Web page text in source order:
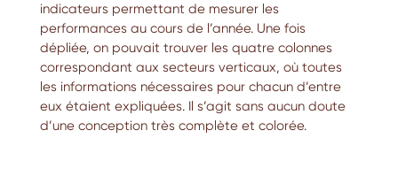
indicateurs permettant de mesurer les
performances au cours de l’année. Une fois
dépliée, on pouvait trouver les quatre colonnes
correspondant aux secteurs verticaux, où toutes
les informations nécessaires pour chacun d’entre
eux étaient expliquées. Il s’agit sans aucun doute
d’une conception très complète et colorée.